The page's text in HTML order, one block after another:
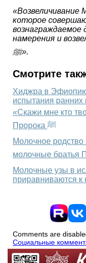
«Возвеличивание
которое
вознаграждаемое
намерения и
ﷺ».
Смотрите
Хиджра в
испытания ранних
«Скажи мне кто
Пророка ﷺ
Молочное
Молочные узы в
приравниваются
Comments are
Социальные